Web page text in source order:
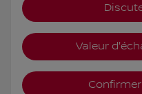
Valeur